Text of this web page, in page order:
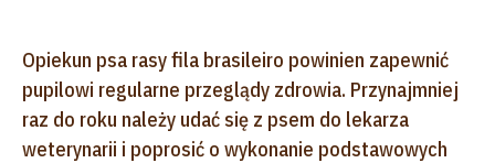
Opiekun psa rasy fila brasileiro powinien zapewnić
pupilowi regularne przeglądy zdrowia. Przynajmniej
raz do roku należy udać się z psem do lekarza
weterynarii i poprosić o wykonanie podstawowych